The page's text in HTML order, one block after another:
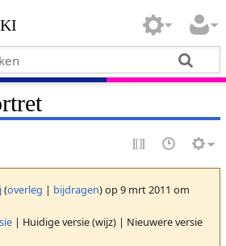
(overleg | bijdragen)op 9 mrt 2011 om
| Huidige versie (wijz) | Nieuwere versie